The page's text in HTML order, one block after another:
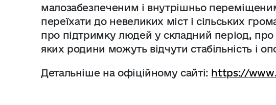
малозабезпеченим і внутрішньо
переїхати до невеликих міст і сільських
про підтримку людей у складний період, про
яких родини можуть відчути стабільність і
Детальніше на офіційному сайті: https://www